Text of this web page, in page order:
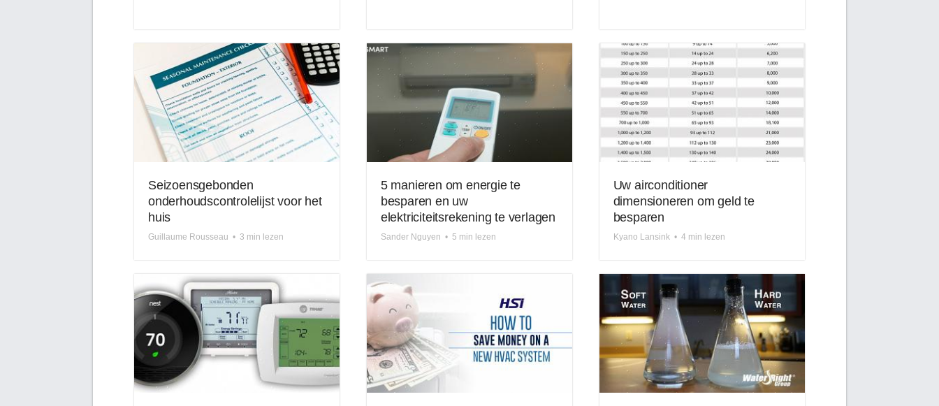
Seizoensgebonden
onderhoudscontrolelijst voor het
huis
Guillaume Rousseau • 3 min lezen
5 manieren om energie te
besparen en uw
elektriciteitsrekening te verlagen
Sander Nguyen • 5 min lezen
Uw airconditioner
dimensioneren om geld te
besparen
Kyano Lansink • 4 min lezen